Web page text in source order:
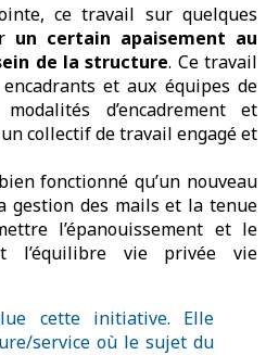
ce travail sur quelques
un certain apaisement au
de la structure. Ce travail
et aux équipes de
d’encadrement et
collectif de travail engagé et
fonctionné qu’un nouveau
gestion des mails et la tenue
l’épanouissement et le
l’équilibre vie privée vie
cette initiative. Elle
service où le sujet du